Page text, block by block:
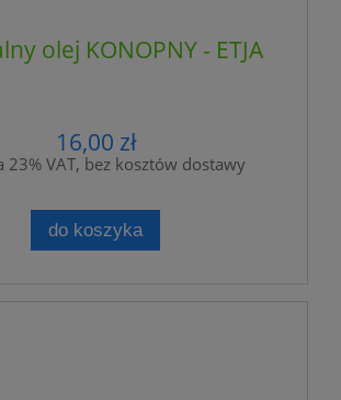
olej KONOPNY - ETJA
16,00 zł
23% VAT, bez kosztów dostawy
do koszyka